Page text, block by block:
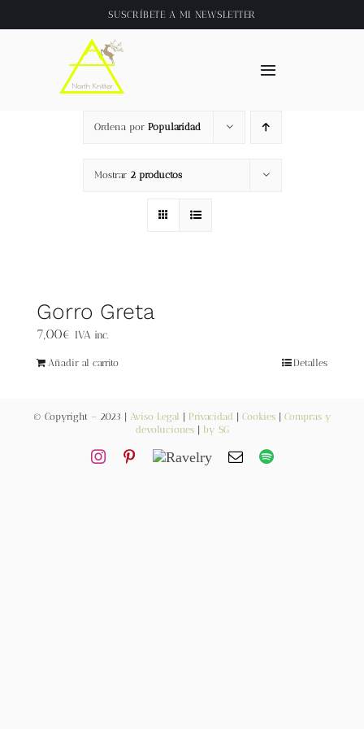
al
SUSCRÍBETE A MI NEWSLETTER
Toggle
Inicio
About
Tienda
Contacto
Newsletter
Ordena por Popularidad
Mostrar 2 productos
Gorro Greta
7,00€ IVA inc.
Añadir al carrito Detalles
© Copyright – 2023 | Aviso Legal Privacidad Cookies| Compras y
devoluciones| by SG